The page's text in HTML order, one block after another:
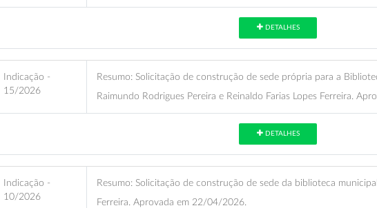
DETALHES
Indicação -
15/2026
Resumo: Solicitação de construção de sede própria para a
Raimundo Rodrigues Pereira e Reinaldo Farias Lopes Ferreira.
DETALHES
Indicação -
10/2026
Resumo: Solicitação de construção de sede da biblioteca
Ferreira. Aprovada em 22/04/2026.